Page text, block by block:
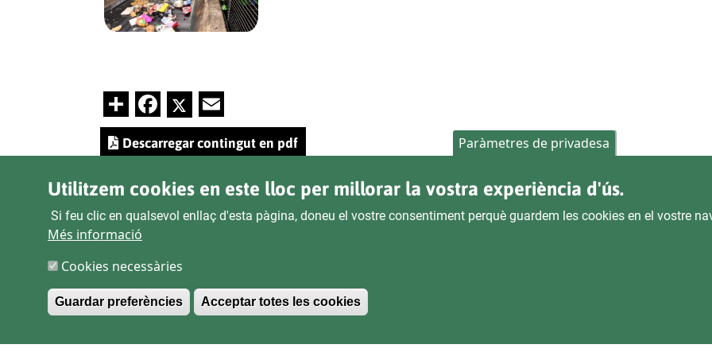
ShareFacebook
Twitter
Descarregar contingut en pdf
LEGAL
Pl. Ajuntament 9,
Paràmetres de privadesa
Utilitzem cookies en este lloc per millorar la vostra experiència d'ús.
Si feu clic en qualsevol enllaç d'esta pàgina, doneu el vostre consentiment perquè guardem les cookies en el vostre
Més informació
Cookies necessàries
Guardar preferències Acceptar totes les cookies